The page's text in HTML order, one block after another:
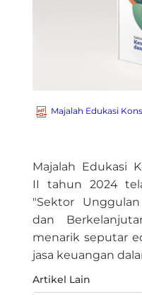
Majalah Edukasi
​​Majalah Edukasi
II tahun 2024
"Sektor
dan
menarik seputar
jasa keuangan
Artikel Lain